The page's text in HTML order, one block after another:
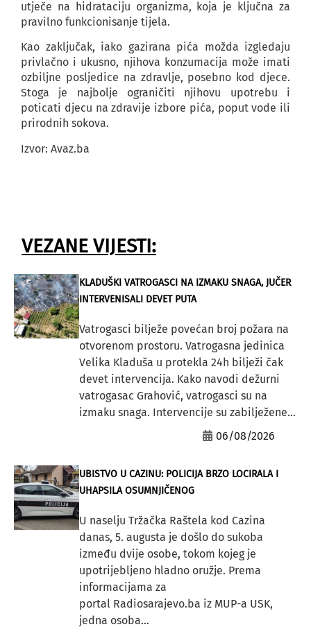
utječe na hidrataciju organizma, koja je ključna za
pravilno funkcionisanje tijela.
Kao zaključak, iako gazirana pića možda izgledaju
privlačno i ukusno, njihova konzumacija može imati
ozbiljne posljedice na zdravlje, posebno kod djece.
Stoga je najbolje ograničiti njihovu upotrebu i
poticati djecu na zdravije izbore pića, poput vode ili
prirodnih sokova.
Izvor: Avaz.ba
VEZANE VIJESTI:
KLADUŠKI VATROGASCI NA IZMAKU SNAGA, JUČER
INTERVENISALI DEVET PUTA
Vatrogasci bilježe povećan broj požara na
otvorenom prostoru. Vatrogasna jedinica
Velika Kladuša u protekla 24h bilježi čak
devet intervencija. Kako navodi dežurni
vatrogasac Grahović, vatrogasci su na
izmaku snaga. Intervencije su zabilježene...
06/08/2026
UBISTVO U CAZINU: POLICIJA BRZO LOCIRALA I
UHAPSILA OSUMNJIČENOG
U naselju Tržačka Raštela kod Cazina
danas, 5. augusta je došlo do sukoba
između dvije osobe, tokom kojeg je
upotrijebljeno hladno oružje. Prema
informacijama za
portal Radiosarajevo.ba iz MUP-a USK,
jedna osoba...